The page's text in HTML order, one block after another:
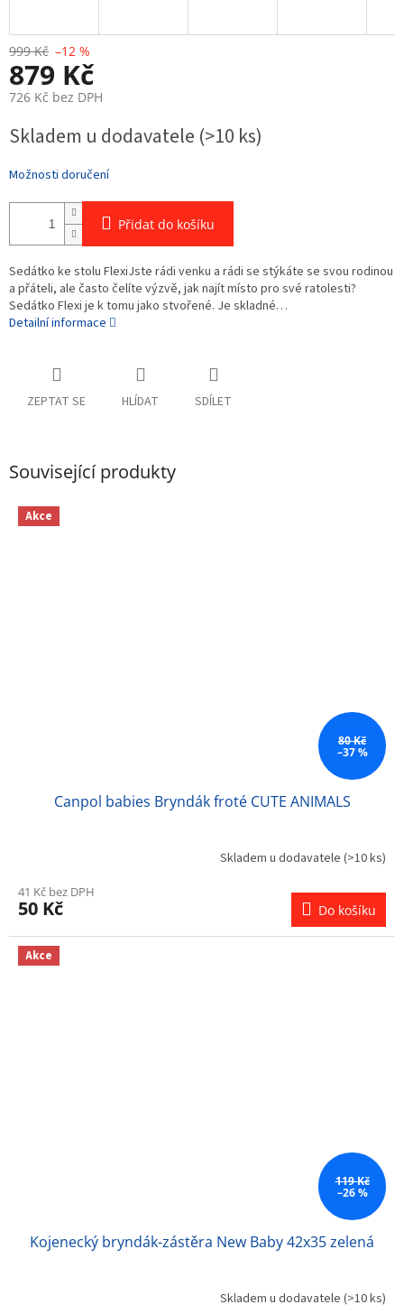
999 Kč –12 %
879 Kč
726 Kč bez DPH
cena:
Skladem u dodavatele (>10 ks)
Možnosti doručení
Přidat do košíku
Sedátko ke stolu FlexiJste rádi venku a rádi se stýkáte se svou rodinou
a přáteli, ale často čelíte výzvě, jak najít místo pro své ratolesti?
Sedátko Flexi je k tomu jako stvořené. Je skladné…
Detailní informace
ZEPTAT SE HLÍDAT SDÍLET
Související produkty
Akce
80 Kč
–37 %
Canpol babies Bryndák froté CUTE ANIMALS
Skladem u dodavatele (>10 ks)
41 Kč bez DPH
50 Kč Do košíku
Akce
119 Kč
–26 %
Kojenecký bryndák-zástěra New Baby 42x35 zelená
Skladem u dodavatele (>10 ks)